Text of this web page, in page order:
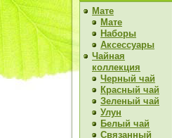
Мате
Мате
Наборы
Аксессуары
Чайная
коллекция
Черный чай
Красный чай
Зеленый чай
Улун
Белый чай
Связанный